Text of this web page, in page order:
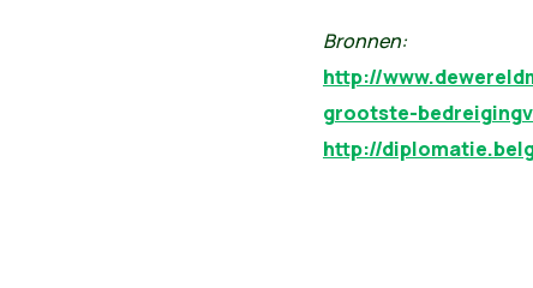
Bronnen:
http://
grootste-
http://